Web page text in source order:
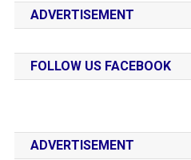
ADVERTISEMENT
FOLLOW US FACEBOOK
ADVERTISEMENT